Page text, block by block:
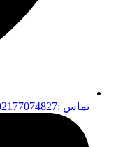
تماس :02177074827